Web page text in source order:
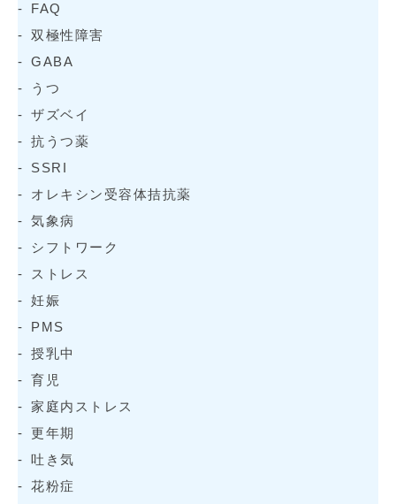
FAQ
双極性障害
GABA
うつ
ザズベイ
抗うつ薬
SSRI
オレキシン受容体拮抗薬
気象病
シフトワーク
ストレス
妊娠
PMS
授乳中
育児
家庭内ストレス
更年期
吐き気
花粉症